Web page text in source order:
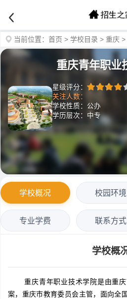
当前位置： 首页 > 学校目录 > 重庆 >
重庆青年职业
星级评分：
关注人数：
学校性质：公办
学历层次：中专
学校概况 校园环境
专业学费 联系方式
学校概
重庆青年职业技术学院是由重庆
案，重庆市教育委员会主管，面向全